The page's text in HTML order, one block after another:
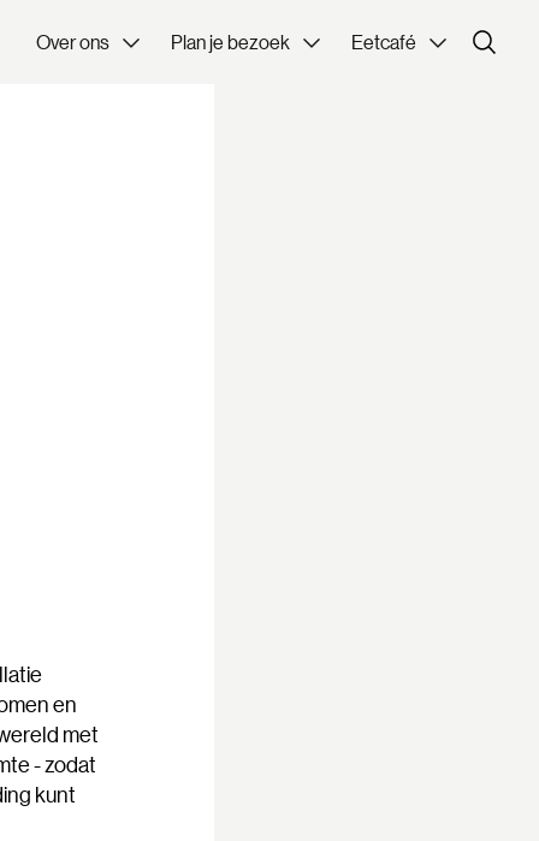
Over ons Plan je bezoek Eetcafé
en
met
- zodat
kunt